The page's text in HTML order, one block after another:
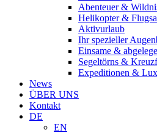
Abenteuer &
Helikopter &
Aktivurlaub
Ihr spezieller
Einsame &
Segeltörns &
Expeditionen &
News
ÜBER UNS
Kontakt
DE
EN